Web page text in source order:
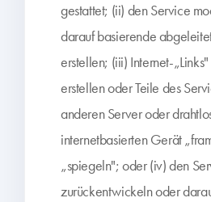
gestattet; (ii) den Service
darauf basierende
erstellen; (iii) Internet-
erstellen oder Teile des
anderen Server oder
internetbasierten Gerät
„spiegeln"; oder (iv) den
zurückentwickeln oder